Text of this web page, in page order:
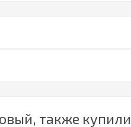
также купили